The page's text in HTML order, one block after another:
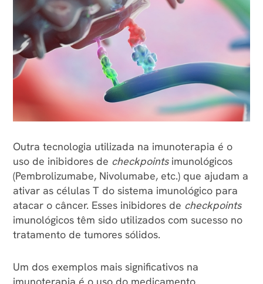
Outra tecnologia utilizada na imunoterapia é o
uso de inibidores de checkpoints imunológicos
(Pembrolizumabe, Nivolumabe, etc.) que ajudam a
ativar as células T do sistema imunológico para
atacar o câncer. Esses inibidores de checkpoints
imunológicos têm sido utilizados com sucesso no
tratamento de tumores sólidos.
Um dos exemplos mais significativos na